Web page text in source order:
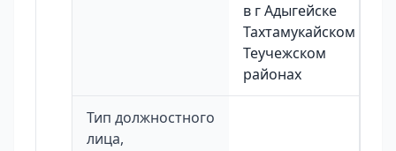
в г Адыгейске
Тахтамукайском и
Теучежском
районах
Тип должностного
лица,